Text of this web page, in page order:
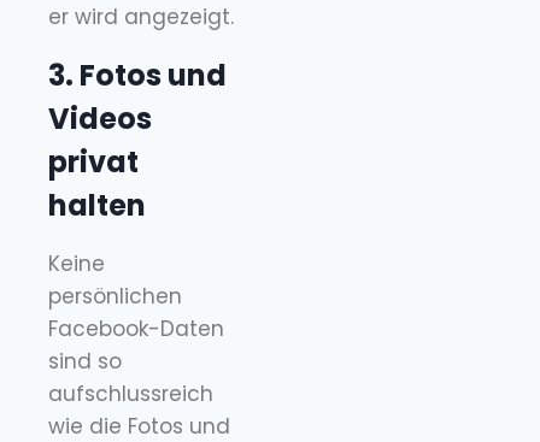
er wird angezeigt.
3. Fotos und
Videos
privat
halten
Keine
persönlichen
Facebook-Daten
sind so
aufschlussreich
wie die Fotos und